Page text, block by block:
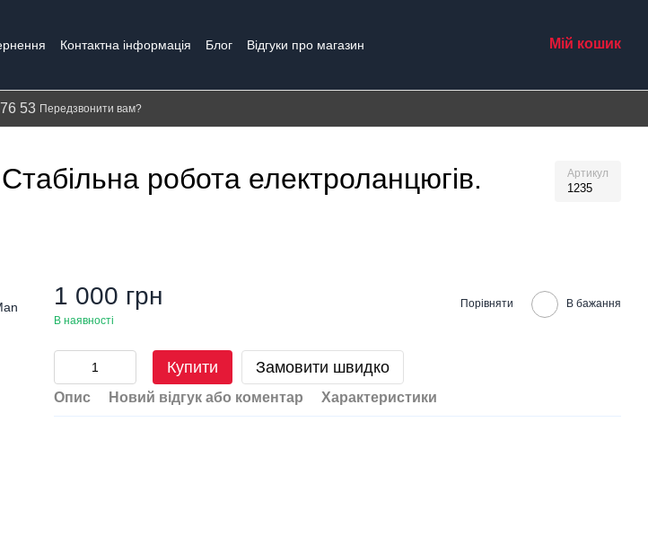
Контактна інформація Блог
Відгуки про магазин
Мій кошик
53 Передзвонити вам?
робота електроланцюгів.
Артикул
1235
1 000 грн
В наявності
Порівняти В бажання
Купити Замовити швидко
Опис Новий відгук або коментар Характеристики